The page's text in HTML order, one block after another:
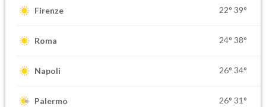
Firenze 22° 39°
Roma 24° 38°
Napoli 26° 34°
Palermo 26° 31°